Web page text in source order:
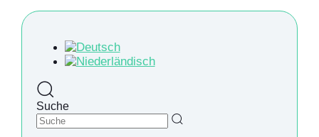
Suche